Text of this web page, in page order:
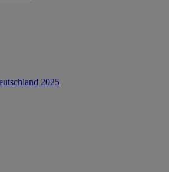
2025